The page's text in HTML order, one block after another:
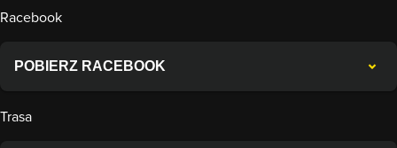
Racebook
POBIERZ RACEBOOK
Trasa